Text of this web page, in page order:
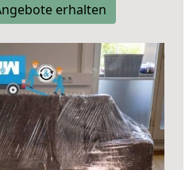
erhalten